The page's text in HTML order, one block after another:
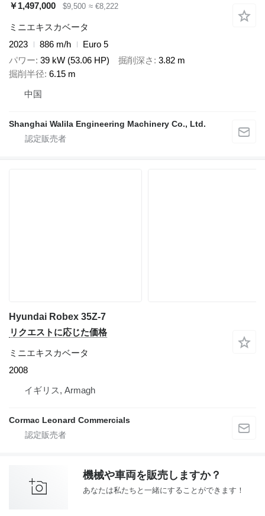
￥1,497,000
$9,500 ≈ €8,222
ミニエキスカベータ
2023
886 m/h
Euro 5
パワー 39 kW (53.06 HP) 掘削深さ
3.82 m
掘削半径 6.15 m
中国
Shanghai Walila Engineering Machinery Co., Ltd.
Hyundai Robex 35Z-7
リクエストに応じた価格
ミニエキスカベータ
2008
イギリス, Armagh
Cormac Leonard Commercials
機械や車両を販売しますか？
あなたは私たちと一緒にすることができます！